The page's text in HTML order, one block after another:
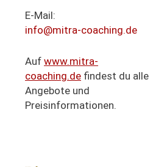
E-Mail:
info@mitra-coaching.de
Auf www.mitra-
coaching.de findest du alle
Angebote und
Preisinformationen.